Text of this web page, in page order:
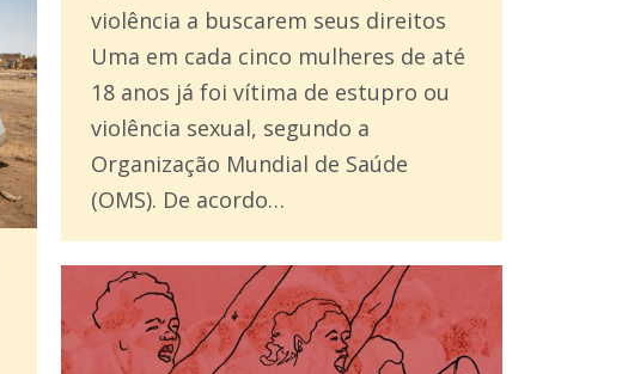
violência a buscarem seus direitos
Uma em cada cinco mulheres de até
18 anos já foi vítima de estupro ou
violência sexual, segundo a
Organização Mundial de Saúde
(OMS). De acordo…